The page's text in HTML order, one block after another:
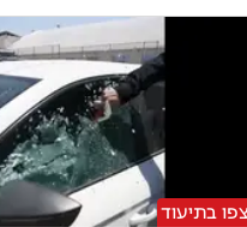
צפו בתיעוד